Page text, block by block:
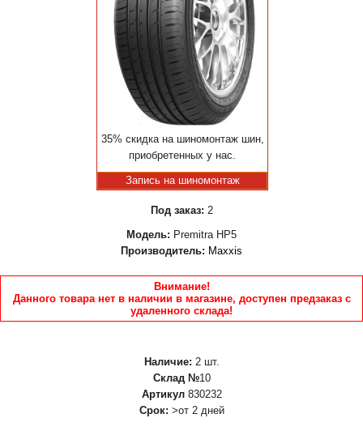
35% скидка на шиномонтаж шин,
приобретенных у нас.
Запись на шиномонтаж
Под заказ: 2
Модель: Premitra HP5
Производитель: Maxxis
Внимание!
Данного товара нет в наличии в магазине, доступен предзаказ с
удаленного склада!
Наличие: 2 шт.
Склад №10
Артикул 830232
Срок: >от 2 дней